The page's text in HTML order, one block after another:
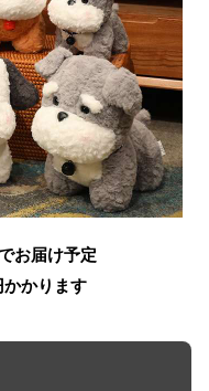
お届け予定
かかります